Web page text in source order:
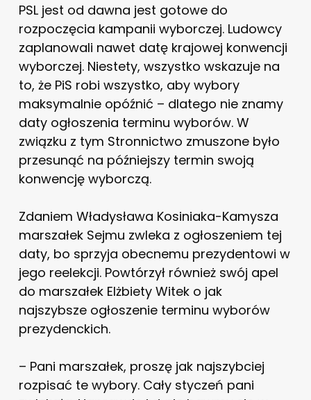
PSL jest od dawna jest gotowe do
rozpoczęcia kampanii wyborczej. Ludowcy
zaplanowali nawet datę krajowej konwencji
wyborczej. Niestety, wszystko wskazuje na
to, że PiS robi wszystko, aby wybory
maksymalnie opóźnić – dlatego nie znamy
daty ogłoszenia terminu wyborów. W
związku z tym Stronnictwo zmuszone było
przesunąć na późniejszy termin swoją
konwencję wyborczą.
Zdaniem Władysława Kosiniaka-Kamysza
marszałek Sejmu zwleka z ogłoszeniem tej
daty, bo sprzyja obecnemu prezydentowi w
jego reelekcji. Powtórzył również swój apel
do marszałek Elżbiety Witek o jak
najszybsze ogłoszenie terminu wyborów
prezydenckich.
– Pani marszałek, proszę jak najszybciej
rozpisać te wybory. Cały styczeń pani